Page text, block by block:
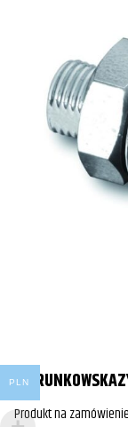
Produkt na zamówienie
PLN